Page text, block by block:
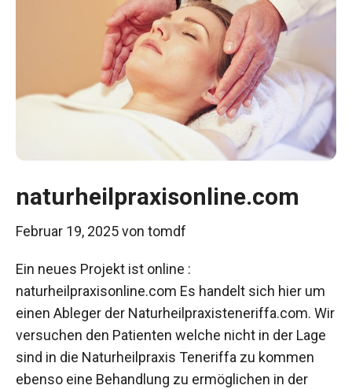
naturheilpraxisonline.com
Februar 19, 2025von tomdf
Ein neues Projekt ist online :
naturheilpraxisonline.com Es handelt sich hier um
einen Ableger der Naturheilpraxisteneriffa.com. Wir
versuchen den Patienten welche nicht in der Lage
sind in die Naturheilpraxis Teneriffa zu kommen
ebenso eine Behandlung zu ermöglichen in der